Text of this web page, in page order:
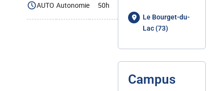
AUTO Autonomie 50h
Le Bourget-du-
Lac (73)
Campus